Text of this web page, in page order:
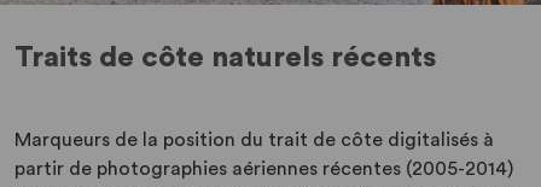
Traits de côte naturels récents
Marqueurs de la position du trait de côte digitalisés à
partir de photographies aériennes récentes (2005-2014)